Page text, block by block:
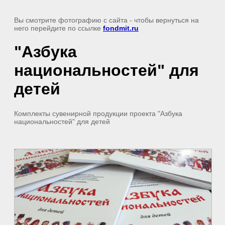
Вы смотрите фотографию с сайта - чтобы вернуться на
него перейдите по ссылке fondmit.ru
"Азбука
национальностей" для
детей
Комплекты сувенирной продукции проекта "Азбука
национальностей" для детей